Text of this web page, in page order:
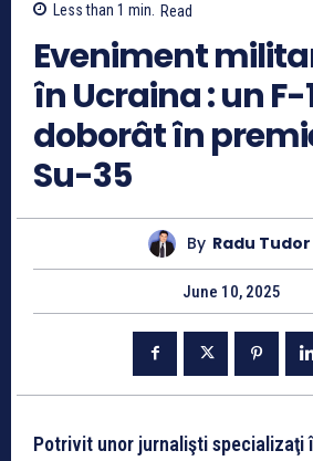
Less than 1 min. Read
Eveniment
în Ucraina : un F-
doborât în
Su-35
By Radu Tudor
June 10, 2025
Potrivit unor jurnalişti specializaţi